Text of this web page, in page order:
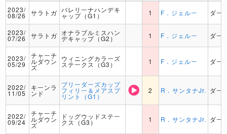
2023/
08/26 サラトガ バレリーナハンデキ
ャップ（G1） 1 F．ジェルー ダー
2023/
07/26 サラトガ オナラブルミスハン
デキャップ（G2） 1 F．ジェルー ダー
2023/
05/29
チャーチ
ルダウン
ズ
ウィニングカラーズ
ステークス（G3） 1 F．ジェルー ダー
2022/
11/05
キーンラ
ンド
ブリーダーズカップ
フィリー＆メアスプ
リント（G1）
2 R．サンタナJr. ダー
2022/
09/24
チャーチ
ルダウン
ズ
ドッグウッドステー
クス（G3） 1 R．サンタナJr. ダー